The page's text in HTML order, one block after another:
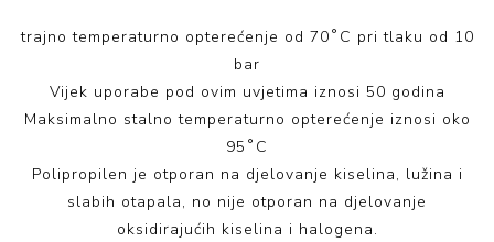
trajno temperaturno opterećenje od 70˚C pri tlaku od 10
bar
Vijek uporabe pod ovim uvjetima iznosi 50 godina
Maksimalno stalno temperaturno opterećenje iznosi oko
95˚C
Polipropilen je otporan na djelovanje kiselina, lužina i
slabih otapala, no nije otporan na djelovanje
oksidirajućih kiselina i halogena.